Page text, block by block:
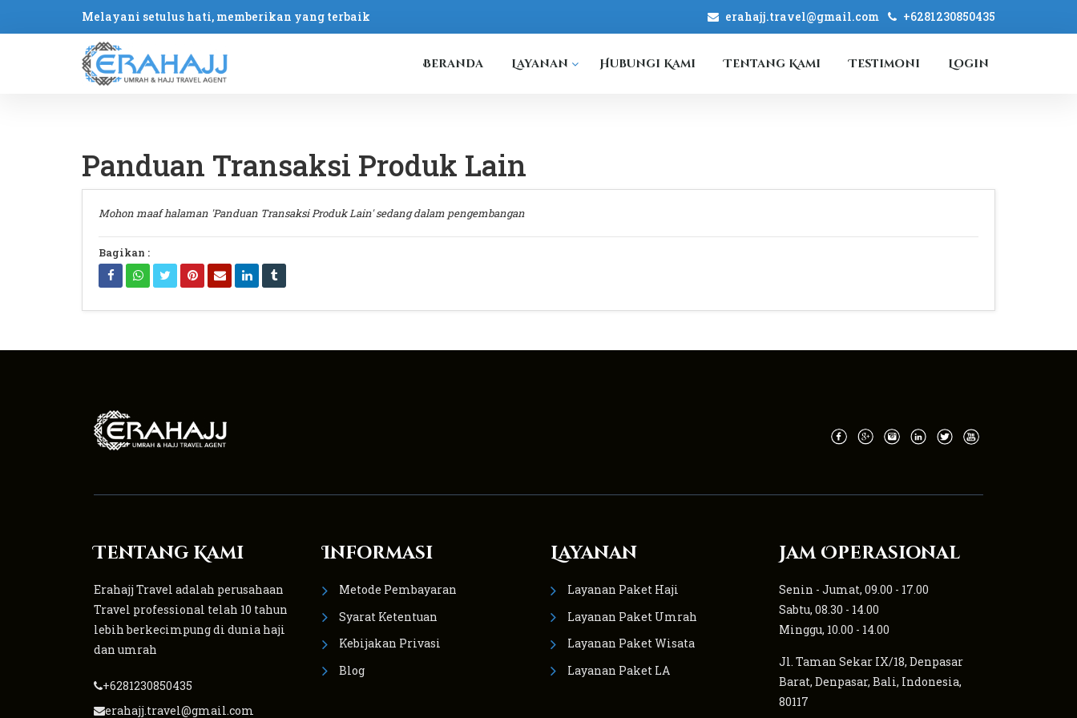
Melayani setulus hati, memberikan yang terbaik erahajj.travel@gmail.com +6281230850435
Beranda Layanan Hubungi Kami Tentang Kami Testimoni Login
Panduan Transaksi Produk Lain
Mohon maaf halaman 'Panduan Transaksi Produk Lain' sedang dalam pengembangan
Bagikan :
Tentang Kami
Erahajj Travel adalah perusahaan
Travel professional telah 10 tahun
lebih berkecimpung di dunia haji
dan umrah
+6281230850435
erahajj.travel@gmail.com
Informasi
Metode Pembayaran
Syarat Ketentuan
Kebijakan Privasi
Blog
Layanan
Layanan Paket Haji
Layanan Paket Umrah
Layanan Paket Wisata
Layanan Paket LA
Jam Operasional
Senin - Jumat, 09.00 - 17.00
Sabtu, 08.30 - 14.00
Minggu, 10.00 - 14.00
Jl. Taman Sekar IX/18, Denpasar
Barat, Denpasar, Bali, Indonesia,
80117